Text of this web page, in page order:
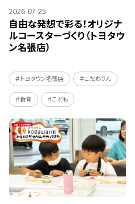
2026-07-25
自由な発想で彩る！オリジナ
ルコースターづくり（トヨタウ
ン名張店）
＃トヨタウン名張店 ＃こだわりん
＃食育 ＃こども